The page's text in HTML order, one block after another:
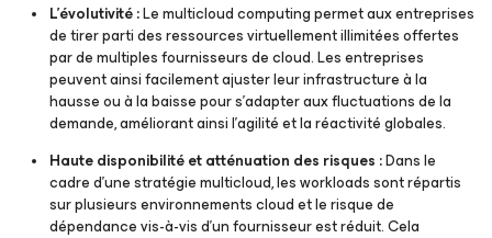
L'évolutivité :Le multicloud computing permet aux entreprises
de tirer parti des ressources virtuellement illimitées offertes
par de multiples fournisseurs de cloud. Les entreprises
peuvent ainsi facilement ajuster leur infrastructure à la
hausse ou à la baisse pour s’adapter aux fluctuations de la
demande, améliorant ainsi l’agilité et la réactivité globales.
Haute disponibilité et atténuation des risques :Dans le
cadre d’une stratégie multicloud, les workloads sont répartis
sur plusieurs environnements cloud et le risque de
dépendance vis-à-vis d’un fournisseur est réduit. Cela